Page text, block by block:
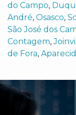
do Campo,
André, Osasco,
São José dos
Contagem,
de Fora,